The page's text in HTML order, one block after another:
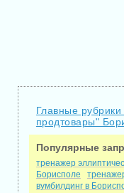
Главные
продтовары"
Популярные
тренажер
Борисполе
вумбилдинг в